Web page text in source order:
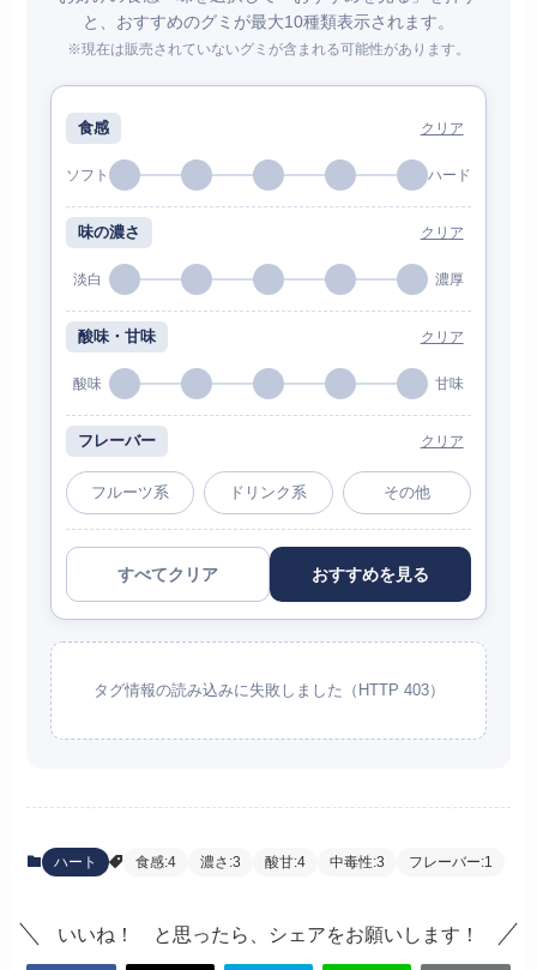
と、おすすめのグミが最大10種類表示されます。
※現在は販売されていないグミが含まれる可能性があります。
食感 クリア
ソフト ハード
味の濃さ クリア
淡白 濃厚
酸味・甘味 クリア
酸味 甘味
フレーバー クリア
フルーツ系 ドリンク系 その他
すべてクリア おすすめを見る
タグ情報の読み込みに失敗しました（HTTP 403）
ハート 食感:4 濃さ:3 酸甘:4 中毒性:3 フレーバー:1
いいね！ と思ったら、シェアをお願いします！